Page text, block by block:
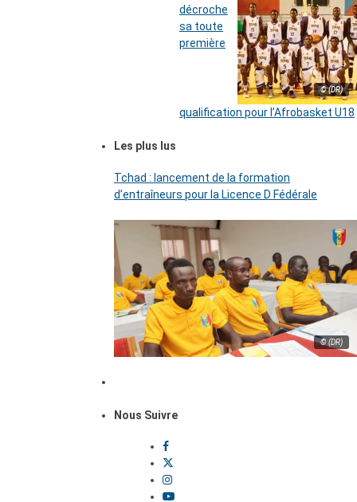
© (DR)
décroche
sa toute
première
qualification pour l’Afrobasket U18
Les plus lus
Tchad : lancement de la formation
d’entraîneurs pour la Licence D Fédérale
© (DR)
Nous Suivre